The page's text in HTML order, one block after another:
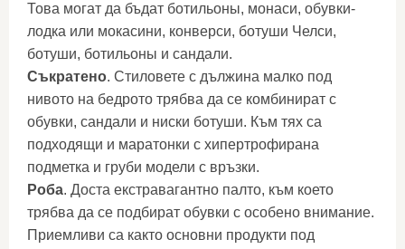
Това могат да бъдат ботильоны, монаси, обувки-
лодка или мокасини, конверси, ботуши Челси,
ботуши, ботильоны и сандали.
Съкратено. Стиловете с дължина малко под
нивото на бедрото трябва да се комбинират с
обувки, сандали и ниски ботуши. Към тях са
подходящи и маратонки с хипертрофирана
подметка и груби модели с връзки.
Роба. Доста екстравагантно палто, към което
трябва да се подбират обувки с особено внимание.
Приемливи са както основни продукти под